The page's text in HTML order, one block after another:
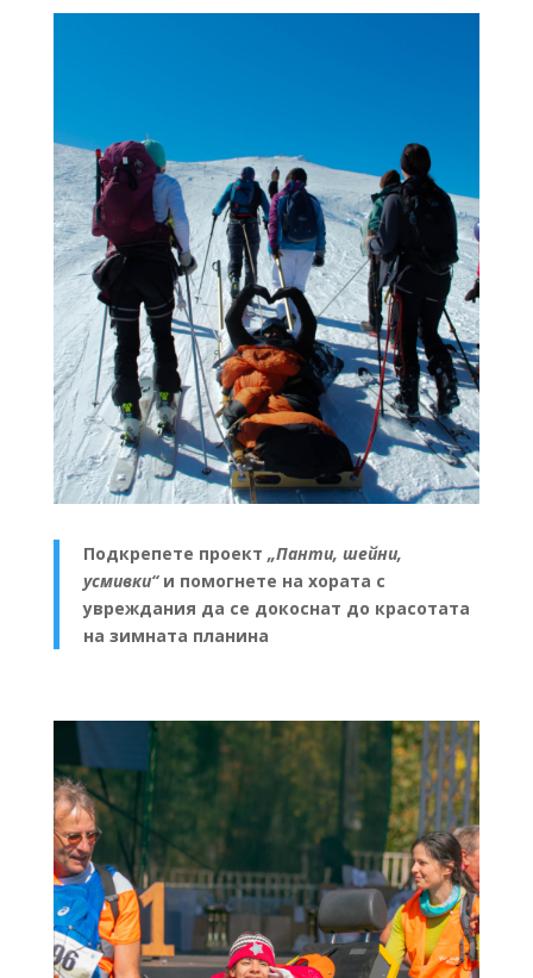
Подкрепете проект „Панти, шейни,
усмивки“и помогнете на хората с
увреждания да се докоснат до красотата
на зимната планина